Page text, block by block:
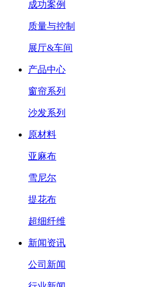
成功案例
质量与控制
展厅&车间
产品中心
窗帘系列
沙发系列
原材料
亚麻布
雪尼尔
提花布
超细纤维
新闻资讯
公司新闻